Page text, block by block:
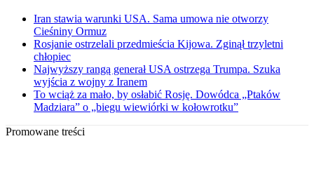
Iran stawia warunki USA. Sama umowa nie otworzy
Cieśniny Ormuz
Rosjanie ostrzelali przedmieścia Kijowa. Zginął trzyletni
chłopiec
Najwyższy rangą generał USA ostrzega Trumpa. Szuka
wyjścia z wojny z Iranem
To wciąż za mało, by osłabić Rosję. Dowódca „Ptaków
Madziara” o „biegu wiewiórki w kołowrotku”
Promowane treści